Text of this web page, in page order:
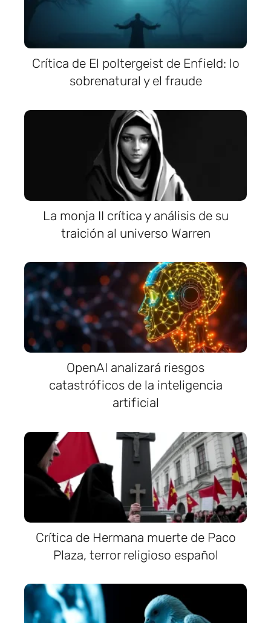
Crítica de El poltergeist de Enfield: lo
sobrenatural y el fraude
La monja II crítica y análisis de su
traición al universo Warren
OpenAI analizará riesgos
catastróficos de la inteligencia
artificial
Crítica de Hermana muerte de Paco
Plaza, terror religioso español